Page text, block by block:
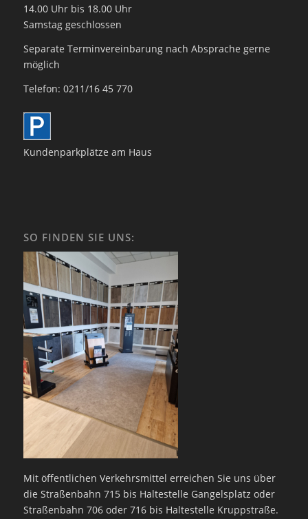
14.00 Uhr bis 18.00 Uhr
Samstag geschlossen
Separate Terminvereinbarung nach Absprache gerne
möglich
Telefon: 0211/16 45 770
Kundenparkplätze am Haus
SO FINDEN SIE UNS:
Mit öffentlichen Verkehrsmittel erreichen Sie uns über
die Straßenbahn 715 bis Haltestelle Gangelsplatz oder
Straßenbahn 706 oder 716 bis Haltestelle Kruppstraße.